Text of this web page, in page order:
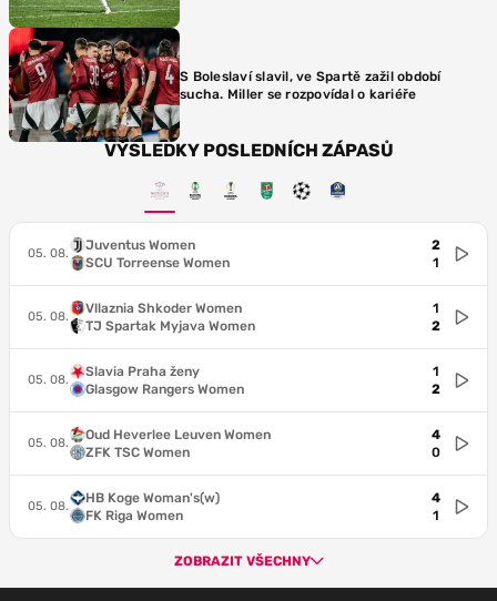
S Boleslaví slavil, ve Spartě zažil období
sucha. Miller se rozpovídal o kariéře
VÝSLEDKY POSLEDNÍCH ZÁPASŮ
05. 08.
Juventus Women
SCU Torreense Women
2
1
05. 08.
Vllaznia Shkoder Women
TJ Spartak Myjava Women
1
2
05. 08.
Slavia Praha ženy
Glasgow Rangers Women
1
2
05. 08.
Oud Heverlee Leuven Women
ZFK TSC Women
4
0
05. 08.
HB Koge Woman's(w)
FK Riga Women
4
1
ZOBRAZIT VŠECHNY